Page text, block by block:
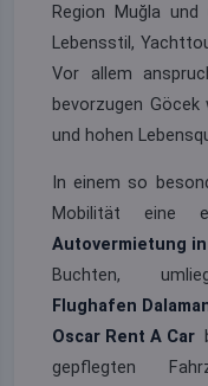
Region Muğla
Lebensstil,
Vor allem
bevorzugen
und hohen
In einem so
Mobilität eine
Autovermietung
Buchten,
Flughafen
Oscar Rent A Car
gepflegten